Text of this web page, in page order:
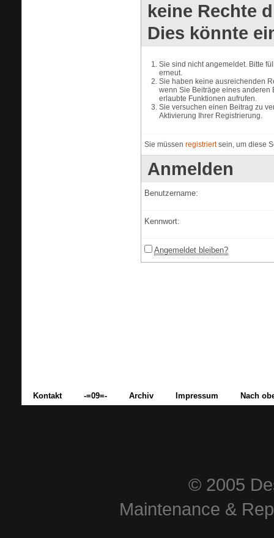
keine Rechte
Dies könnte
Sie sind nicht angemeldet. Bitte
erneut.
Sie haben keine ausreichenden
wenn Sie Beiträge eines anderen
erlaubte Funktionen aufrufen.
Sie versuchen einen Beitrag zu
Aktivierung Ihrer Registrierung.
Sie müssen registriertsein, um diese
Anmelden
Benutzername:
Kennwort:
Angemeldet bleiben?
Kontakt -=09=- Archiv Impressum Nach
© 2005
Maintenance &